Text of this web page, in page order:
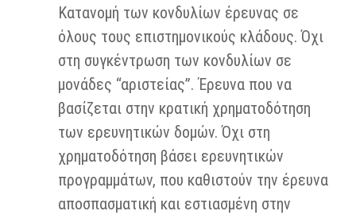
Κατανομή των κονδυλίων έρευνας σε
όλους τους επιστημονικούς κλάδους. Όχι
στη συγκέντρωση των κονδυλίων σε
μονάδες “αριστείας”. Έρευνα που να
βασίζεται στην κρατική χρηματοδότηση
των ερευνητικών δομών. Όχι στη
χρηματοδότηση βάσει ερευνητικών
προγραμμάτων, που καθιστούν την έρευνα
αποσπασματική και εστιασμένη στην